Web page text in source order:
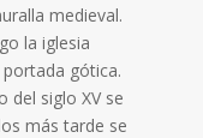
medieval.
la iglesia
gótica.
del siglo XV se
más tarde se